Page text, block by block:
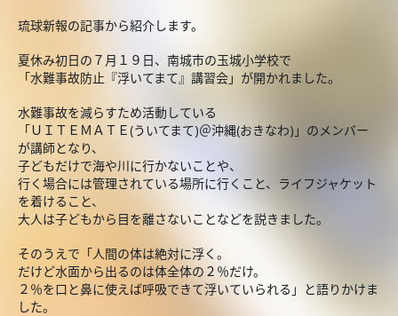
琉球新報の記事から紹介します。
夏休み初日の７月１９日、南城市の玉城小学校で
「水難事故防止『浮いてまて』講習会」が開かれました。
水難事故を減らすため活動している
「ＵＩＴＥＭＡＴＥ(ういてまて)＠沖縄(おきなわ)」のメンバー
が講師となり、
子どもだけで海や川に行かないことや、
行く場合には管理されている場所に行くこと、ライフジャケット
を着けること、
大人は子どもから目を離さないことなどを説きました。
そのうえで「人間の体は絶対に浮く。
だけど水面から出るのは体全体の２％だけ。
２％を口と鼻に使えば呼吸できて浮いていられる」と語りかけま
した。